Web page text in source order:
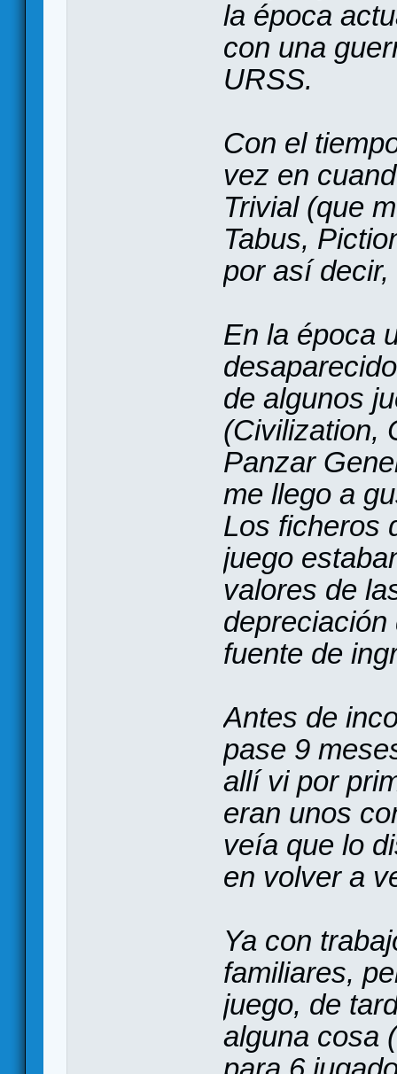
la época
con una
URSS.
Con el
vez en
Trivial (que
Tabus,
por así decir,
En la época
de algunos
(Civilization,
Panzar
me llego a
Los ficheros
juego
valores de
fuente de
Antes de
pase 9
allí vi por
eran unos
veía que lo
en volver a
Ya con
familiares,
juego, de
alguna cosa